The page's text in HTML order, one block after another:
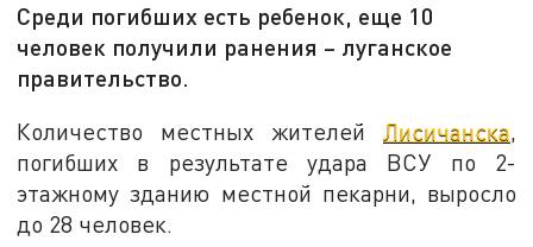
Среди погибших есть ребенок, еще 10
человек получили ранения – луганское
правительство.
Количество местных жителей Лисичанска,
погибших в результате удара ВСУ по 2-
этажному зданию местной пекарни, выросло
до 28 человек.